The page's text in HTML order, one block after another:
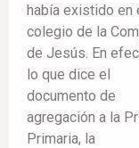
había existido en
colegio de la
de Jesús. En
lo que dice el
documento de
agregación a la
Primaria, la